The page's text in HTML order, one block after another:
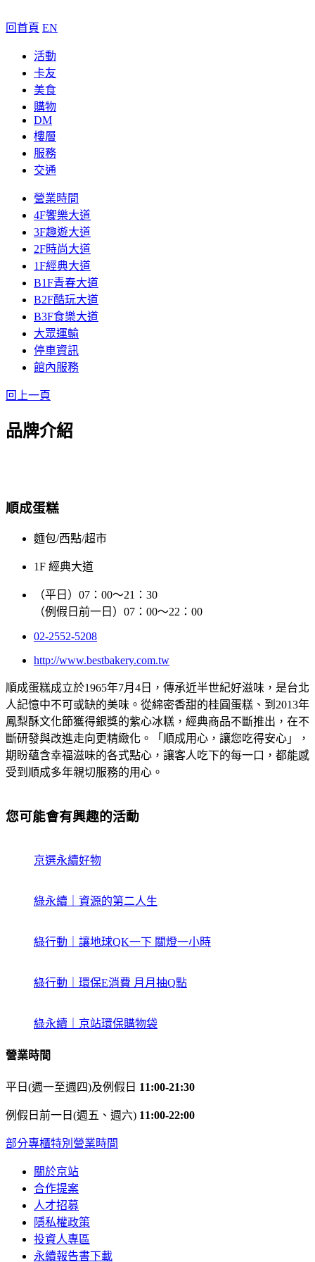
回首頁 EN
活動
卡友
美食
購物
DM
樓層
服務
交通
營業時間
4F饗樂大道
3F趣遊大道
2F時尚大道
1F經典大道
B1F青春大道
B2F酷玩大道
B3F食樂大道
大眾運輸
停車資訊
館內服務
回上一頁
品牌介紹
順成蛋糕
麵包/西點/超市
1F 經典大道
（平日）07：00～21：30
（例假日前一日）07：00～22：00
02-2552-5208
http://www.bestbakery.com.tw
順成蛋糕成立於1965年7月4日，傳承近半世紀好滋味，是台北
人記憶中不可或缺的美味。從綿密香甜的桂圓蛋糕、到2013年
鳳梨酥文化節獲得銀獎的紫心冰糕，經典商品不斷推出，在不
斷研發與改進走向更精緻化。「順成用心，讓您吃得安心」，
期盼蘊含幸福滋味的各式點心，讓客人吃下的每一口，都能感
受到順成多年親切服務的用心。
您可能會有興趣的活動
京選永續好物
綠永續｜資源的第二人生
綠行動｜讓地球QK一下 關燈一小時
綠行動｜環保E消費 月月抽Q點
綠永續｜京站環保購物袋
營業時間
平日(週一至週四)及例假日 11:00-21:30
例假日前一日(週五、週六) 11:00-22:00
部分專櫃特別營業時間
關於京站
合作提案
人才招募
隱私權政策
投資人專區
永續報告書下載